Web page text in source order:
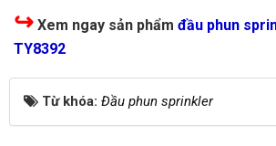
↪ Xem ngay sản phẩm đầu phun
TY8392
Từ khóa: Đầu phun sprinkler